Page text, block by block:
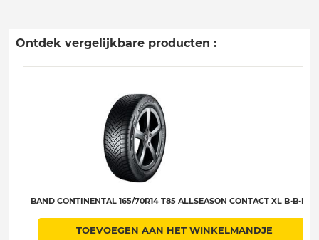
Ontdek vergelijkbare producten :
BAND CONTINENTAL 165/70R14 T85 ALLSEASON CONTACT XL B-B-B-71
TOEVOEGEN AAN HET WINKELMANDJE